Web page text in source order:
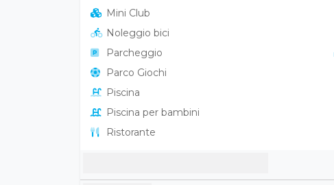
Mini Club
Noleggio bici
Parcheggio
Parco Giochi
Piscina
Piscina per bambini
Ristorante